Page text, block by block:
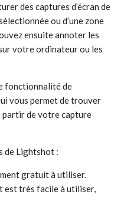
des captures d’écran de
ou d’une zone
ensuite annoter les
votre ordinateur ou les
fonctionnalité de
vous permet de trouver
partir de votre capture
de Lightshot :
gratuit à utiliser.
est très facile à utiliser,